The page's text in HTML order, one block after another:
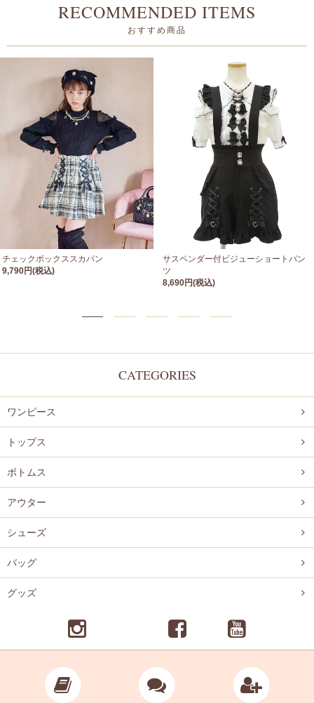
RECOMMENDED ITEMS
おすすめ商品
チェックボックススカパン
9,790円(税込)
サスペンダー付ビジューショートパン
ツ
8,690円(税込)
CATEGORIES
ワンピース
トップス
ボトムス
アウター
シューズ
バッグ
グッズ